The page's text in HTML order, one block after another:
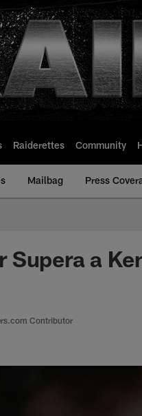
Raiderettes Community
Mailbag Press
Supera a
Contributor